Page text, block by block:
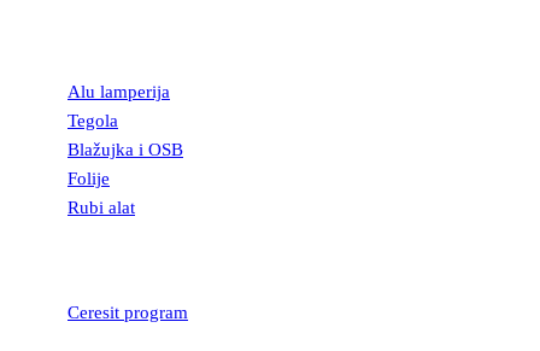
Alu lamperija
Tegola
Blažujka i OSB
Folije
Rubi alat
Ceresit program